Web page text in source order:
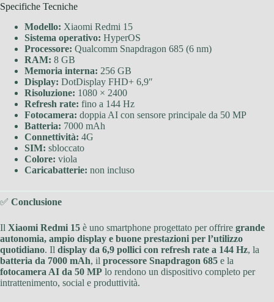
Specifiche Tecniche
Modello: Xiaomi Redmi 15
Sistema operativo: HyperOS
Processore: Qualcomm Snapdragon 685 (6 nm)
RAM: 8 GB
Memoria interna: 256 GB
Display: DotDisplay FHD+ 6,9″
Risoluzione: 1080 × 2400
Refresh rate: fino a 144 Hz
Fotocamera: doppia AI con sensore principale da 50 MP
Batteria: 7000 mAh
Connettività: 4G
SIM: sbloccato
Colore: viola
Caricabatterie: non incluso
✅ Conclusione
Il Xiaomi Redmi 15 è uno smartphone progettato per offrire grande
autonomia, ampio display e buone prestazioni per l’utilizzo
quotidiano. Il display da 6,9 pollici con refresh rate a 144 Hz, la
batteria da 7000 mAh, il processore Snapdragon 685 e la
fotocamera AI da 50 MP lo rendono un dispositivo completo per
intrattenimento, social e produttività.